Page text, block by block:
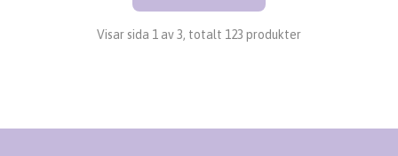
Visar sida 1 av 3, totalt 123 produkter